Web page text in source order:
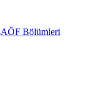
AÖF Bölümleri